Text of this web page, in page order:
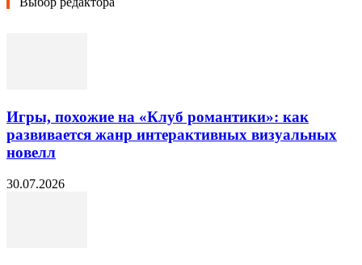
Игры, похожие на «Клуб романтики»: как
развивается жанр интерактивных визуальных
новелл
30.07.2026